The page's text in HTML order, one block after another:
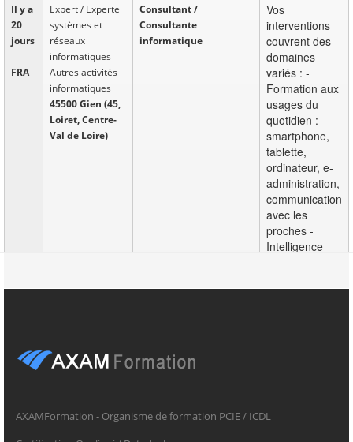
Il y a
20
jours
FRA
Expert / Experte
systèmes et
réseaux
informatiques
Autres activités
informatiques
45500 Gien (45,
Loiret, Centre-
Val de Loire)
Consultant /
Consultante
informatique
Vos
interventions
couvrent des
domaines
variés : -
Formation aux
usages du
quotidien :
smartphone,
tablette,
ordinateur, e-
administration,
communication
avec les
proches -
Intelligence
Il y a
LIB
Expert / Experte
45500 Gien (45,
Loiret, Centre-
Consultant /
Vos
smartphone,
AXAMFormation - Organisme de formation PCIE / ICDL